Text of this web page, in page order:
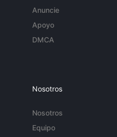
Anuncie
Apoyo
DMCA
Nosotros
Nosotros
Equipo